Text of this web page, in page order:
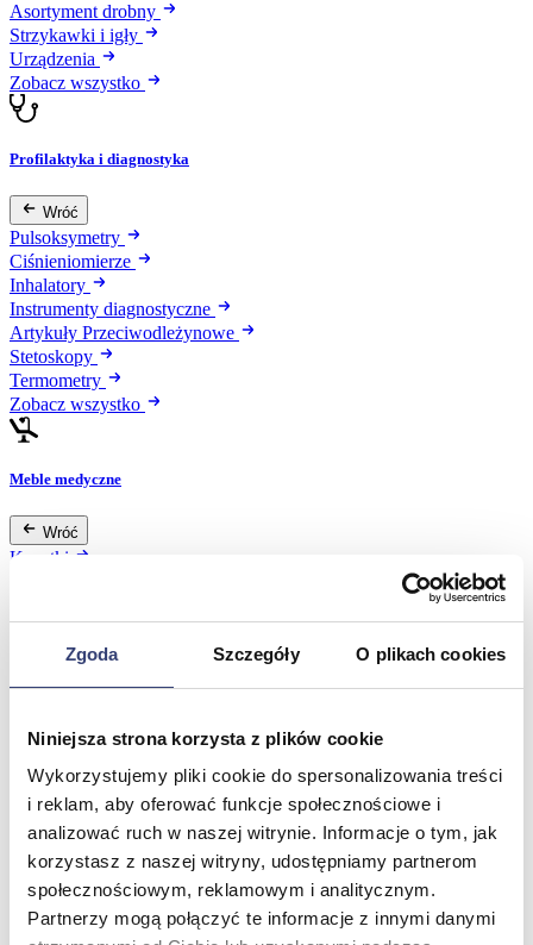
Zgoda Szczegóły O plikach cookies
Niniejsza strona korzysta z plików cookie
Wykorzystujemy pliki cookie do spersonalizowania treści
i reklam, aby oferować funkcje społecznościowe i
analizować ruch w naszej witrynie. Informacje o tym, jak
korzystasz z naszej witryny, udostępniamy partnerom
społecznościowym, reklamowym i analitycznym.
Partnerzy mogą połączyć te informacje z innymi danymi
Asortyment drobny
Strzykawki i igły
Urządzenia
Zobacz wszystko
Profilaktyka i diagnostyka
Wróć
Pulsoksymetry
Ciśnieniomierze
Inhalatory
Instrumenty diagnostyczne
Artykuły Przeciwodleżynowe
Stetoskopy
Termometry
Zobacz wszystko
Meble medyczne
Wróć
Kozetki
Stoły
Parawany
Spa & Wellness
Wróć
Fotele do masażu
Urządzenia
Zdrowie i uroda
Zobacz wszystko